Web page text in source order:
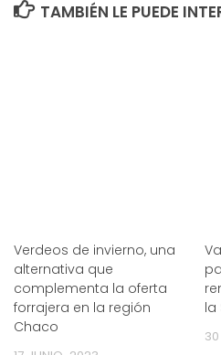
TAMBIÉN LE PUEDE
Verdeos de invierno, una
alternativa que
complementa la oferta
forrajera en la región
Chaco
la